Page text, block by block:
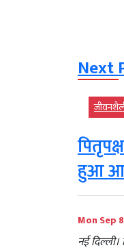
Next
हुआ
Mon Sep
नई